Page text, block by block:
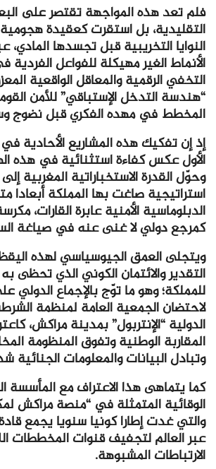
فلم تعد هذه المواجهة تقتصر على
التقليدية، بل استقرت كعقيدة
النوايا التخريبية قبل تجسدها المادي،
الأنماط الغير مهيكلة للفواعل
التخفي الرقمية والمعاقل الواقعية
“هندسة التدخل الإستباقي” للأمن
المخطط في مهده الفكري قبل نضوج
إذ إن تفكيك هذه المشاريع الأحادية
الأول عكس كفاءة استثنائية في هذه
وحوّل القدرة الاستخباراتية المغربية
استراتيجية صاغت بها المملكة أبعادا
الدبلوماسية الأمنية عابرة القارات،
كمرجع دولي لا غنى عنه في صياغة
ويتجلى العمق الجيوسياسي لهذه
التقدير والائتمان الكوني الذي تحظى
للمملكة؛ وهو ما توّج بالإجماع الدولي
لاحتضان الجمعية العامة لمنظمة
الدولية “الإنتربول” بمدينة مراكش،
المقاربة الوطنية وتفوق المنظومة
وتبادل البيانات والمعلومات الجنائية
كما يتماهى هذا الاعتراف مع المأسسة
الوقائية المتمثلة في “منصة مراكش
والتي غدت إطارا كونيا سنويا يجمع قادة
عبر العالم لتجفيف قنوات المخططات
الارتباطات المشبوهة.